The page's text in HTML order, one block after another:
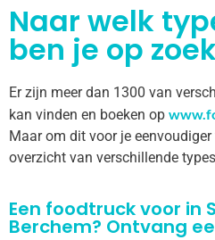
Naar welk
ben je op
Er zijn meer dan 1300 van
kan vinden en boeken op
Maar om dit voor je
overzicht van verschillende
Een foodtruck voor in
Berchem? Ontvang